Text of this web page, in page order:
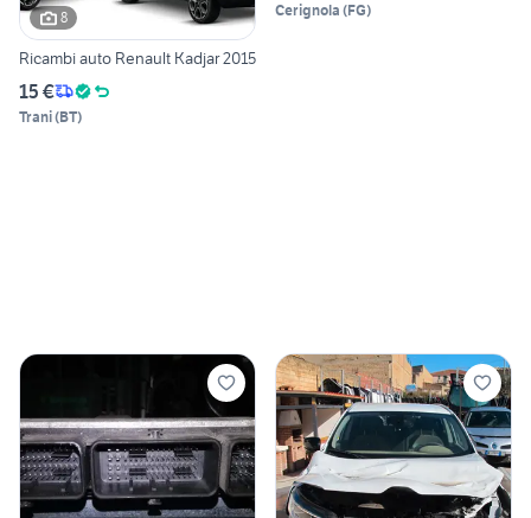
8
Ricambi auto Renault Kadjar 2015
15 €
Trani(BT)
Cerignola (FG)